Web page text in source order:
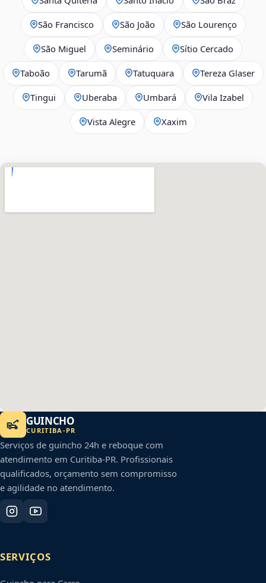
São Francisco São João São Lourenço
São Miguel Seminário Sítio Cercado
Taboão Tarumã Tatuquara Tereza Glaser
Tingui Uberaba Umbará Vila Izabel
Vista Alegre Xaxim
GUINCHO
CURITIBA -PR
Serviços de guincho 24h e reboque com
atendimento em Curitiba-PR. Profissionais
qualificados, orçamento sem compromisso
e agilidade no atendimento.
SERVIÇOS